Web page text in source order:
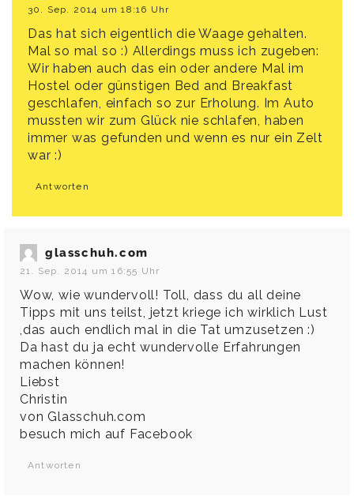
30. Sep. 2014 um 18:16 Uhr
Das hat sich eigentlich die Waage gehalten.
Mal so mal so :) Allerdings muss ich zugeben:
Wir haben auch das ein oder andere Mal im
Hostel oder günstigen Bed and Breakfast
geschlafen, einfach so zur Erholung. Im Auto
mussten wir zum Glück nie schlafen, haben
immer was gefunden und wenn es nur ein Zelt
war :)
Antworten
glasschuh.com
21. Sep. 2014 um 16:55 Uhr
Wow, wie wundervoll! Toll, dass du all deine
Tipps mit uns teilst, jetzt kriege ich wirklich Lust
,das auch endlich mal in die Tat umzusetzen :)
Da hast du ja echt wundervolle Erfahrungen
machen können!
Liebst
Christin
von Glasschuh.com
besuch mich auf Facebook
Antworten